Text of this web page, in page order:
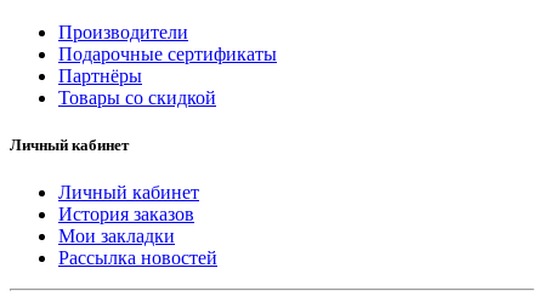
Производители
Подарочные сертификаты
Партнёры
Товары со скидкой
Личный кабинет
Личный кабинет
История заказов
Мои закладки
Рассылка новостей